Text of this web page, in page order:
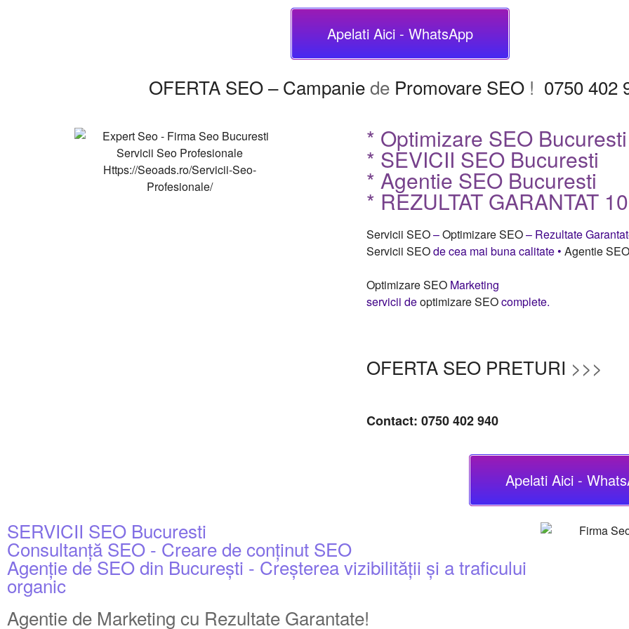
Apelati Aici - WhatsApp
OFERTA SEO – Campaniede Promovare SEO! 0750 402
* Optimizare SEO Bucuresti
* SEVICII SEO Bucuresti
* Agentie SEO Bucuresti
* REZULTAT GARANTAT
Servicii SEO–Optimizare SEO– Rezultate
Servicii SEOde cea mai buna calitate •Agentie
Optimizare SEO Marketing
servicii deoptimizare SEOcomplete.
OFERTA SEO PRETURI >>>
Contact: 0750 402 940
Apelati Aici -
SERVICII SEO Bucuresti
Consultanță SEO - Creare de conținut SEO
Agenție de SEO din București - Creșterea vizibilității și a traficului
organic
Agentie de Marketing cu Rezultate Garantate!